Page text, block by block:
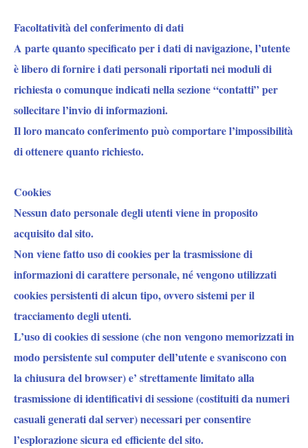
Facoltatività del conferimento di dati
A parte quanto specificato per i dati di navigazione, l’utente
è libero di fornire i dati personali riportati nei moduli di
richiesta o comunque indicati nella sezione “contatti” per
sollecitare l’invio di informazioni.
Il loro mancato conferimento può comportare l’impossibilità
di ottenere quanto richiesto.
Cookies
Nessun dato personale degli utenti viene in proposito
acquisito dal sito.
Non viene fatto uso di cookies per la trasmissione di
informazioni di carattere personale, né vengono utilizzati
cookies persistenti di alcun tipo, ovvero sistemi per il
tracciamento degli utenti.
L’uso di cookies di sessione (che non vengono memorizzati in
modo persistente sul computer dell’utente e svaniscono con
la chiusura del browser) e’ strettamente limitato alla
trasmissione di identificativi di sessione (costituiti da numeri
casuali generati dal server) necessari per consentire
l’esplorazione sicura ed efficiente del sito.